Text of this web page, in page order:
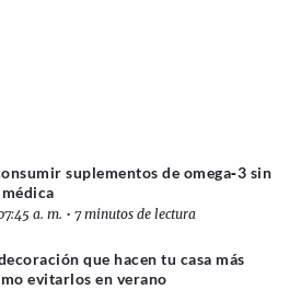
suplementos de omega‑3 sin
a. m. • 7 minutos de lectura
que hacen tu casa más
evitarlos en verano